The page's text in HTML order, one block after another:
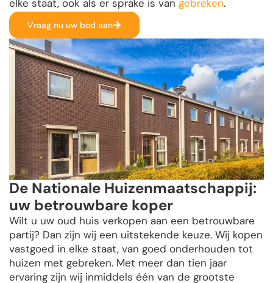
elke staat, ook als er sprake is van gebreken.
Vraag nu uw bod aan
De Nationale Huizenmaatschappij:
uw betrouwbare koper
Wilt u uw oud huis verkopen aan een betrouwbare
partij? Dan zijn wij een uitstekende keuze. Wij kopen
vastgoed in elke staat, van goed onderhouden tot
huizen met gebreken. Met meer dan tien jaar
ervaring zijn wij inmiddels één van de grootste